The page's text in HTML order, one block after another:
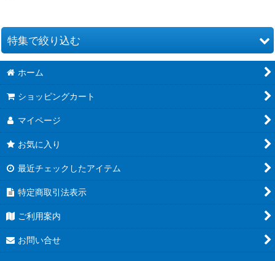
並び順 :
特集で絞り込む
お道具類
クイリングキット
ペーパー類
●ウエディング●
★クリスマス特集★
ホーム
ショッピングカート
マイページ
お気に入り
最近チェックしたアイテム
特定商取引法表示
ご利用案内
お問い合せ